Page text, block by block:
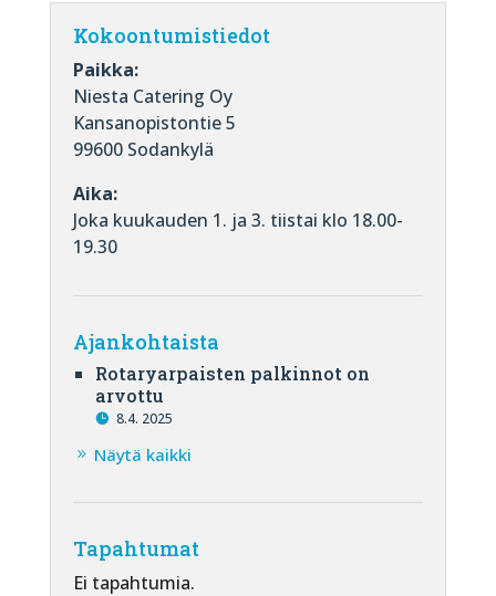
Kokoontumistiedot
Paikka:
Niesta Catering Oy
Kansanopistontie 5
99600 Sodankylä
Aika:
Joka kuukauden 1. ja 3. tiistai klo 18.00-
19.30
Ajankohtaista
Rotaryarpaisten palkinnot on
arvottu
8.4. 2025
Näytä kaikki
Tapahtumat
Ei tapahtumia.